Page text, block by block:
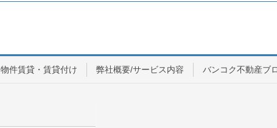
物件賃貸・賃貸付け 弊社概要/サービス内容 バンコク不動産ブ